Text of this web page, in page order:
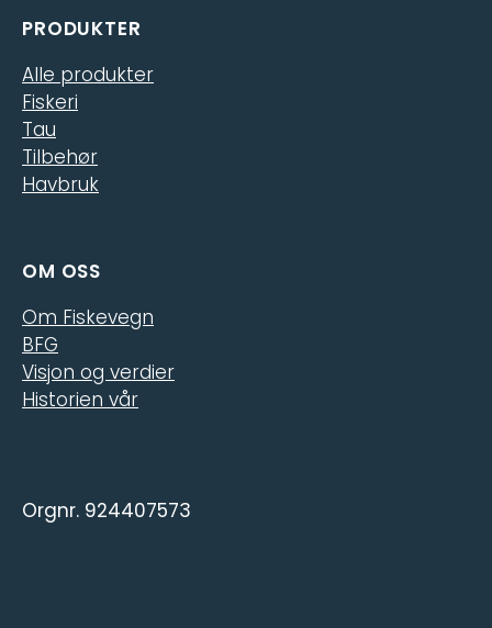
PRODUKTER
Alle produkter
Fiskeri
Tau
Tilbehør
Havbruk
OM OSS
Om Fiskevegn
BFG
Visjon og verdier
Historien vår
Orgnr. 924407573